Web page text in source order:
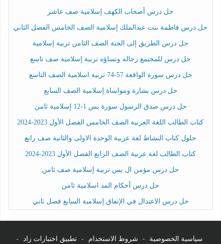
حل درس أصحاب الكهف إسلامية صف عاشر
حل درس فاطمة بنت عبدالملك إسلامية الصف الخامس الفصل الثاني
حل درس الطريق إلى الجنة الصف الثامن تربية إسلامية
حل درس للمجتمع رجاله ونساؤه تربية إسلامية صف تاسع
حل درس سورة الواقعة 57-74 تربية اسلامية الصف التاسع
حل درس بشارة ومواساة إسلامية الصف السابع
حل درس صدق الرسول سورة يس 1-12 إسلامية ثامن
كتاب الطالب اللغة العربية الصف الخامس الفصل الأول 2023-2024
حلول كتاب النشاط لغة عربية الوحدة الاولى والثانية صف رابع
كتاب الطالب لغة عربية الصف الرابع الفصل الأول 2023-2024
حل درس مؤمن ال يس تربية إسلامية صف ثامن
حل درس أحكام المد اسلامية ثامن
حل درس الاعتدال في الإنفاق إسلامية السابع فصل ثاني
سياسية الخصوصية - شروط الاستخدام - تطبيق اختبارات زاد -